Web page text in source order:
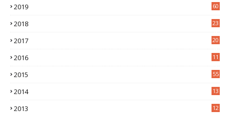
2019 60
2018
23
2017
20
2016
11
2015 55
2014
13
2013
12